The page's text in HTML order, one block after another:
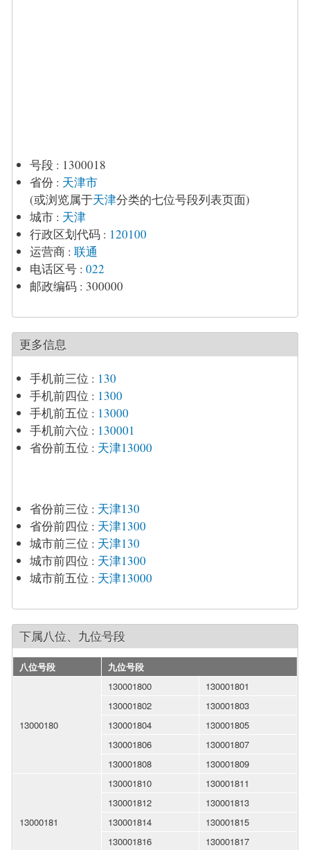
号段 : 1300018
省份 : 天津市
(或浏览属于天津分类的七位号段列表页面)
城市 : 天津
行政区划代码 : 120100
运营商 : 联通
电话区号 : 022
邮政编码 : 300000
更多信息
手机前三位 : 130
手机前四位 : 1300
手机前五位 : 13000
手机前六位 : 130001
省份前五位 : 天津13000
省份前三位 : 天津130
省份前四位 : 天津1300
城市前三位 : 天津130
城市前四位 : 天津1300
城市前五位 : 天津13000
下属八位、九位号段
八位号段 九位号段
13000180
130001800
130001801
130001802
130001803
130001804
130001805
130001806
130001807
130001808
130001809
13000181
130001810
130001811
130001812
130001813
130001814
130001815
130001816
130001817